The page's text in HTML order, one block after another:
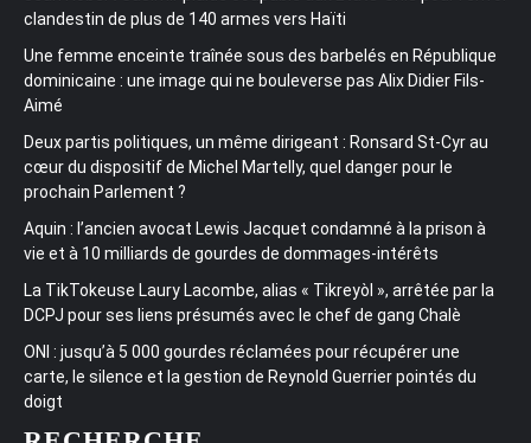
clandestin de plus de 140 armes vers Haïti
Une femme enceinte traînée sous des barbelés en République
dominicaine : une image qui ne bouleverse pas Alix Didier Fils-
Aimé
Deux partis politiques, un même dirigeant : Ronsard St-Cyr au
cœur du dispositif de Michel Martelly, quel danger pour le
prochain Parlement ?
Aquin : l’ancien avocat Lewis Jacquet condamné à la prison à
vie et à 10 milliards de gourdes de dommages-intérêts
La TikTokeuse Laury Lacombe, alias « Tikreyòl », arrêtée par la
DCPJ pour ses liens présumés avec le chef de gang Chalè
ONI : jusqu’à 5 000 gourdes réclamées pour récupérer une
carte, le silence et la gestion de Reynold Guerrier pointés du
doigt